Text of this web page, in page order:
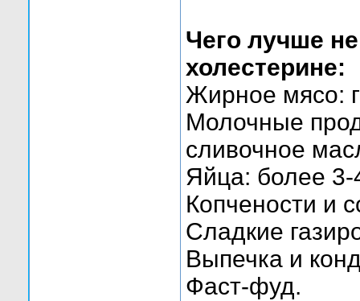
Чего лучше
холестерине:
Жирное мясо:
Молочные
сливочное
Яйца: более
Копчености и
Сладкие
Выпечка и
Фаст-фуд.